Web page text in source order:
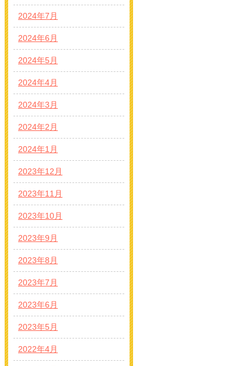
2024年7月
2024年6月
2024年5月
2024年4月
2024年3月
2024年2月
2024年1月
2023年12月
2023年11月
2023年10月
2023年9月
2023年8月
2023年7月
2023年6月
2023年5月
2022年4月